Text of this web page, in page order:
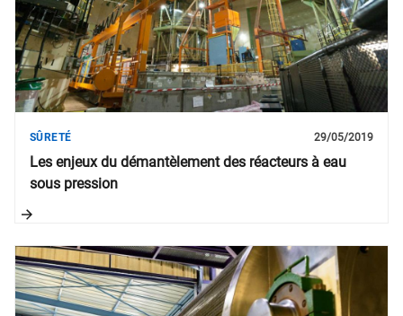
Les enjeux du démantèlement des réacteurs à eau
sous pression
SÛRETÉ 29/05/2019